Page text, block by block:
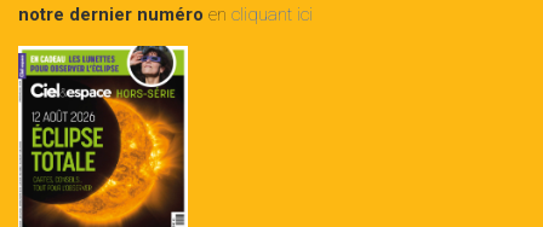
notre dernier numéro en cliquant ici